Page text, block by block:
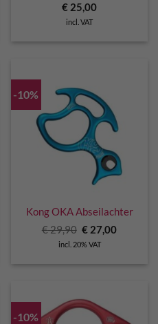
€ 25,00
incl. VAT
-10%
Kong OKA Abseilachter
€29,90 Original
price
was:
€ 27,00Current
incl. 20% VAT
-10%